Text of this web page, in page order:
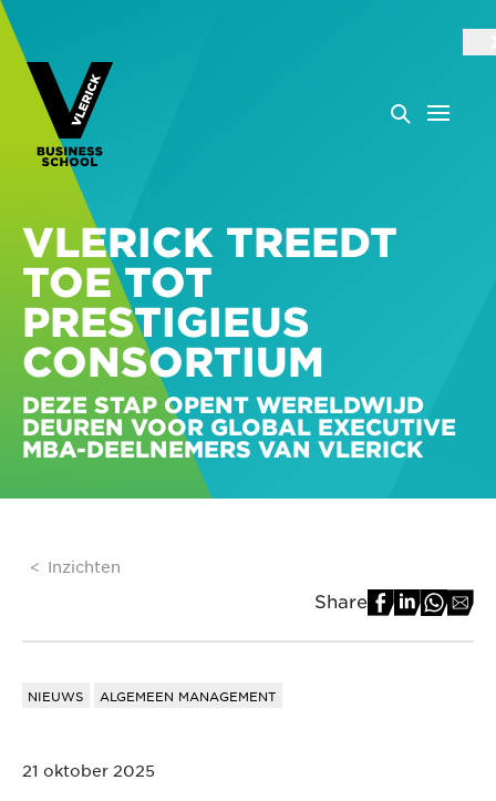
VLERICK TREEDT
TOE TOT
PRESTIGIEUS
CONSORTIUM
DEZE STAP OPENT WERELDWIJD
DEUREN VOOR GLOBAL EXECUTIVE
MBA-DEELNEMERS VAN VLERICK
Inzichten
Share
NIEUWS ALGEMEEN MANAGEMENT
21 oktober 2025